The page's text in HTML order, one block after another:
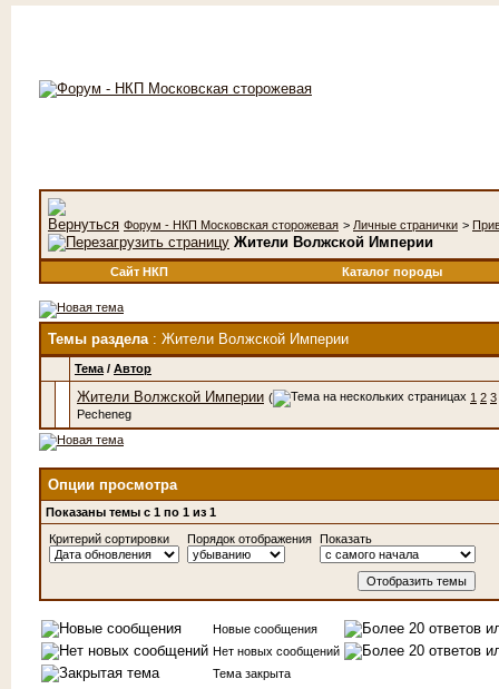
Форум - НКП Московская сторожевая > Личные странички >
Жители Волжской Империи
Сайт НКП Каталог породы
Темы раздела: Жители Волжской Империи
Тема / Автор
Жители Волжской Империи ( 1 2 3
Pecheneg
Опции просмотра
Показаны темы с 1 по 1 из 1
Критерий сортировки
Порядок отображения Показать
Новые сообщения
Нет новых сообщений
Тема закрыта